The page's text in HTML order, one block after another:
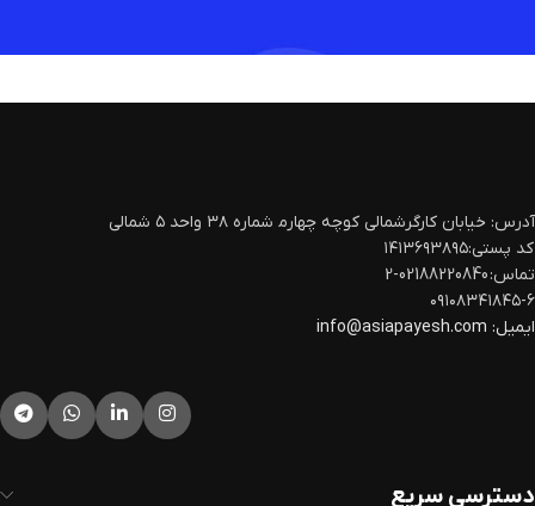
آدرس: خیابان کارگرشمالی کوچه چهارم‍ شماره ۳۸ واحد ۵ شمالی
کد پستی:۱۴۱۳۶۹۳۸۹۵
تماس: 02188220840-2
۰۹۱۰۸۳۴۱۸۴۵-۶
ایمیل:
دسترسی سریع